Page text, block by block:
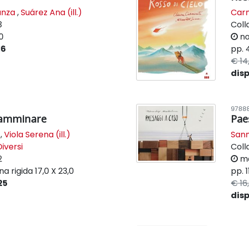
,Suárez Ana (ill.)
pp.
€
,Viola Serena (ill.)
rigida17,0 X 23,0
pp.
€